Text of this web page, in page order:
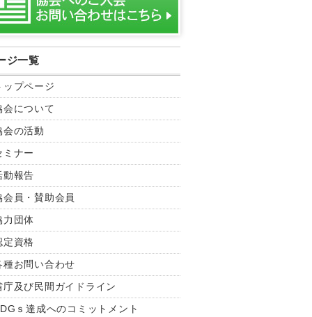
ジ一覧
ップページ
会について
会の活動
ミナー
動報告
会員・賛助会員
力団体
定資格
種お問い合わせ
庁及び民間ガイドライン
ｓ達成へのコミットメント